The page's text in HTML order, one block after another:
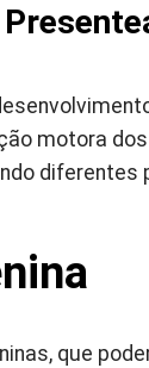
motora
diferentes
que